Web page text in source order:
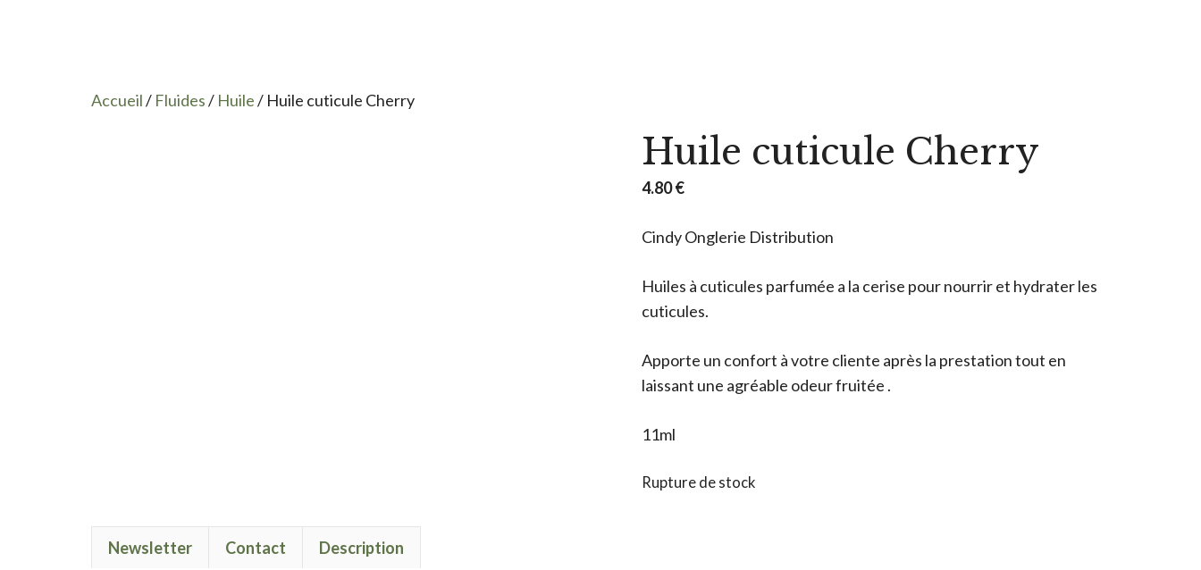
Accueil/ Fluides/ Huile/ Huile cuticule Cherry
Huile cuticule Cherry
4.80€
Cindy Onglerie Distribution
Huiles à cuticules parfumée a la cerise pour nourrir et hydrater les
cuticules.
Apporte un confort à votre cliente après la prestation tout en
laissant une agréable odeur fruitée .
11ml
Rupture de stock
Newsletter Contact Description